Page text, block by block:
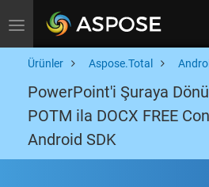
Toggle navigation
Ürünler Aspose.Total
PowerPoint'i Şuraya
POTM ila DOCX FREE
Android SDK